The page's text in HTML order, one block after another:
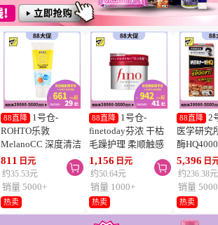
88直降
1号仓-
ROHTO乐敦
MelanoCC 深度清洁
酵素洗面奶 130g
811 日元
约35.53元

销量 5000+
热卖
88直降
1号仓-
finetoday芬浓 干枯
毛躁护理 柔顺触感
滋润修护 发膜 230g
1,156 日元
约50.64元

销量 1000+
热卖
88直降
2
医学研究
酶
胶囊 促
降三高
5,396 日
约236.38元
销量
热卖